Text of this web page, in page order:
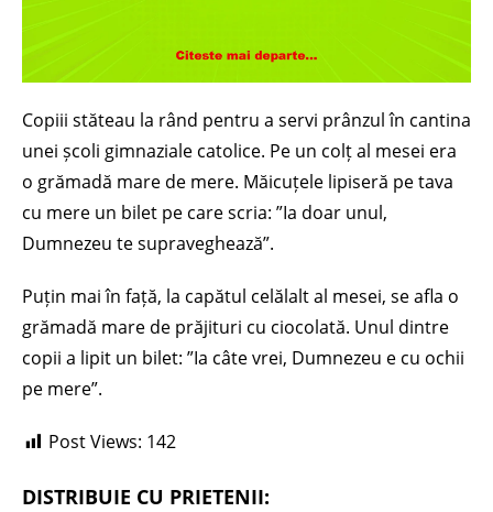
Copiii stăteau la rând pentru a servi prânzul în cantina
unei școli gimnaziale catolice. Pe un colț al mesei era
o grămadă mare de mere. Măicuțele lipiseră pe tava
cu mere un bilet pe care scria: ”Ia doar unul,
Dumnezeu te supraveghează”.
Puțin mai în față, la capătul celălalt al mesei, se afla o
grămadă mare de prăjituri cu ciocolată. Unul dintre
copii a lipit un bilet: ”Ia câte vrei, Dumnezeu e cu ochii
pe mere”.
Post Views: 142
DISTRIBUIE CU PRIETENII: